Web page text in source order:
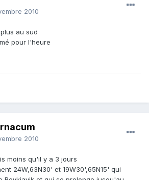
2010
au sud
pour l'heure
2010
moins qu'il y a 3 jours
24W,63N30' et 19W30',65N15' qui